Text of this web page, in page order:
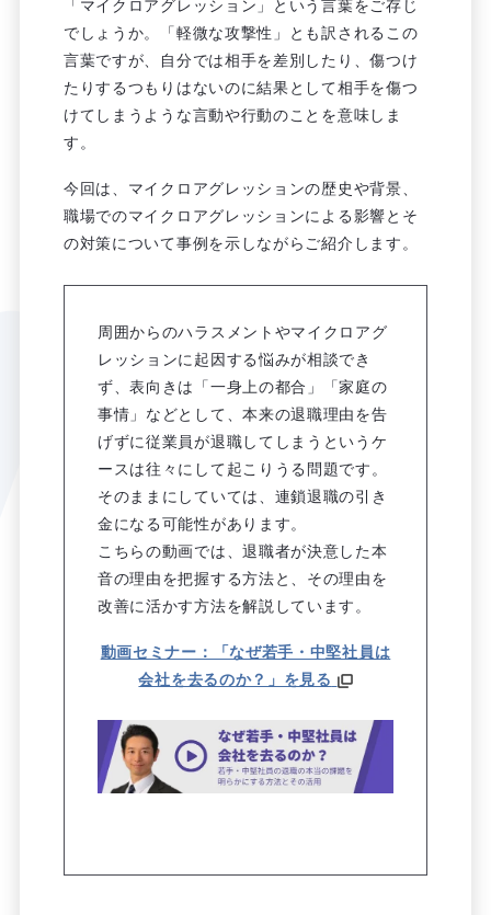
「マイクロアグレッション」という言葉をご存じ
でしょうか。「軽微な攻撃性」とも訳されるこの
言葉ですが、自分では相手を差別したり、傷つけ
たりするつもりはないのに結果として相手を傷つ
けてしまうような言動や行動のことを意味しま
す。
今回は、マイクロアグレッションの歴史や背景、
職場でのマイクロアグレッションによる影響とそ
の対策について事例を示しながらご紹介します。
周囲からのハラスメントやマイクロアグ
レッションに起因する悩みが相談でき
ず、表向きは「一身上の都合」「家庭の
事情」などとして、本来の退職理由を告
げずに従業員が退職してしまうというケ
ースは往々にして起こりうる問題です。
そのままにしていては、連鎖退職の引き
金になる可能性があります。
こちらの動画では、退職者が決意した本
音の理由を把握する方法と、その理由を
改善に活かす方法を解説しています。
動画セミナー：「なぜ若手・中堅社員は
会社を去るのか？」を見る